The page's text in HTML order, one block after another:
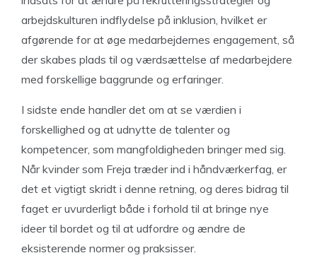
arbejdskulturen indflydelse på inklusion, hvilket er
afgørende for at øge medarbejdernes engagement, så
der skabes plads til og værdsættelse af medarbejdere
med forskellige baggrunde og erfaringer.
I sidste ende handler det om at se værdien i
forskellighed og at udnytte de talenter og
kompetencer, som mangfoldigheden bringer med sig.
Når kvinder som Freja træder ind i håndværkerfag, er
det et vigtigt skridt i denne retning, og deres bidrag til
faget er uvurderligt både i forhold til at bringe nye
ideer til bordet og til at udfordre og ændre de
eksisterende normer og praksisser.